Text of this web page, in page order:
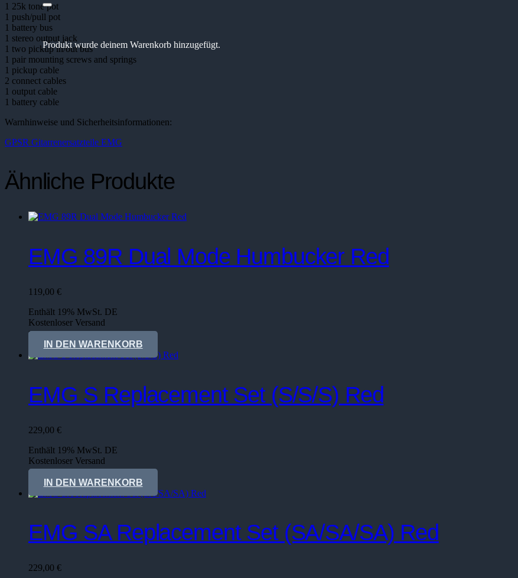
Produktwurde deinem Warenkorb hinzugefügt.
1 25k tone pot
1 push/pull pot
1 battery bus
1 stereo output jack
1 two pickup in/out bus
1 pair mounting screws and springs
1 pickup cable
2 connect cables
1 output cable
1 battery cable
Warnhinweise und Sicherheitsinformationen:
GPSR Gitarrenersatzteile EMG
Ähnliche Produkte
EMG 89R Dual Mode Humbucker Red
119,00 €
Enthält 19% MwSt. DE
Kostenloser Versand
Lieferzeit: sofort lieferbar
IN DEN WARENKORB
EMG S Replacement Set (S/S/S) Red
229,00 €
Enthält 19% MwSt. DE
Kostenloser Versand
Lieferzeit: sofort lieferbar
IN DEN WARENKORB
EMG SA Replacement Set (SA/SA/SA) Red
229,00 €